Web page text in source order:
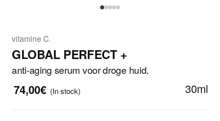
vitamine C.
GLOBAL PERFECT +
anti-aging serum voor droge huid.
74,00€ 30ml
(In stock)